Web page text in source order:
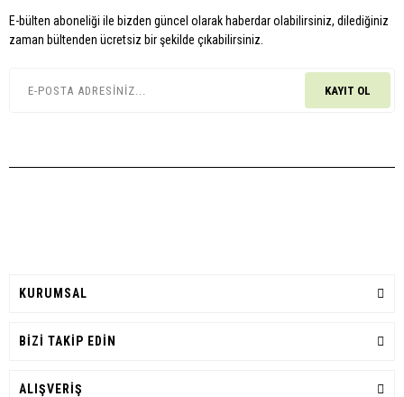
E-bülten aboneliği ile bizden güncel olarak haberdar olabilirsiniz, dilediğiniz
zaman bültenden ücretsiz bir şekilde çıkabilirsiniz.
KAYIT OL
KURUMSAL
BİZİ TAKİP EDİN
ALIŞVERİŞ